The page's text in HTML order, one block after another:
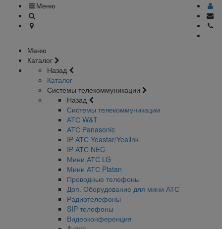
Меню
Меню
Каталог
Назад
Каталог
Системы телекоммуникации
Назад
Системы телекоммуникации
АТС W&T
АТС Panasonic
IP АТС Yeastar/Yealink
IP АТС NEC
Мини АТС LG
Мини АТС Platan
Проводные телефоны
Доп. Оборудование для мини АТС
Радиотелефоны
SIP-телефоны
Видеоконференция